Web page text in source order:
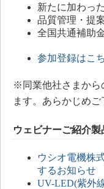
新たに加わっ
品質管理・提
全国共通補助
参加登録はこ
※同業他社さまから
ます。あらかじめご
ウェビナーご紹介
ウシオ電機株
するお知らせ
UV-LED(紫外